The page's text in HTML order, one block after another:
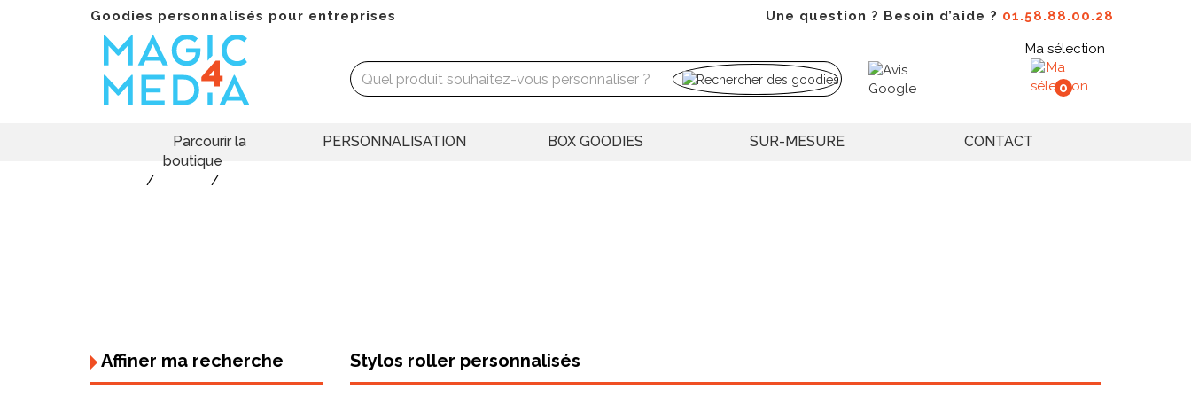
Goodies personnalisés pour entreprises Une question ? Besoin d’aide ? 01.58.88.00.28
Ma sélection
0
Parcourir la
boutique
PERSONNALISATION BOX GOODIES SUR-MESURE CONTACT
Notre sélection de stylos roller propose des modèles adaptés à différents niveaux de gamme et budgets : rollers classiques au
corps plastique offrant une excellente fluidité à prix accessible, modèles au design contemporain avec finitions laquées brillantes
pour une esthétique soignée, rollers métalliques au poids équilibré procurant une sensation premium en main, ou versions haut
Affiner ma recherche Stylos roller personnalisés